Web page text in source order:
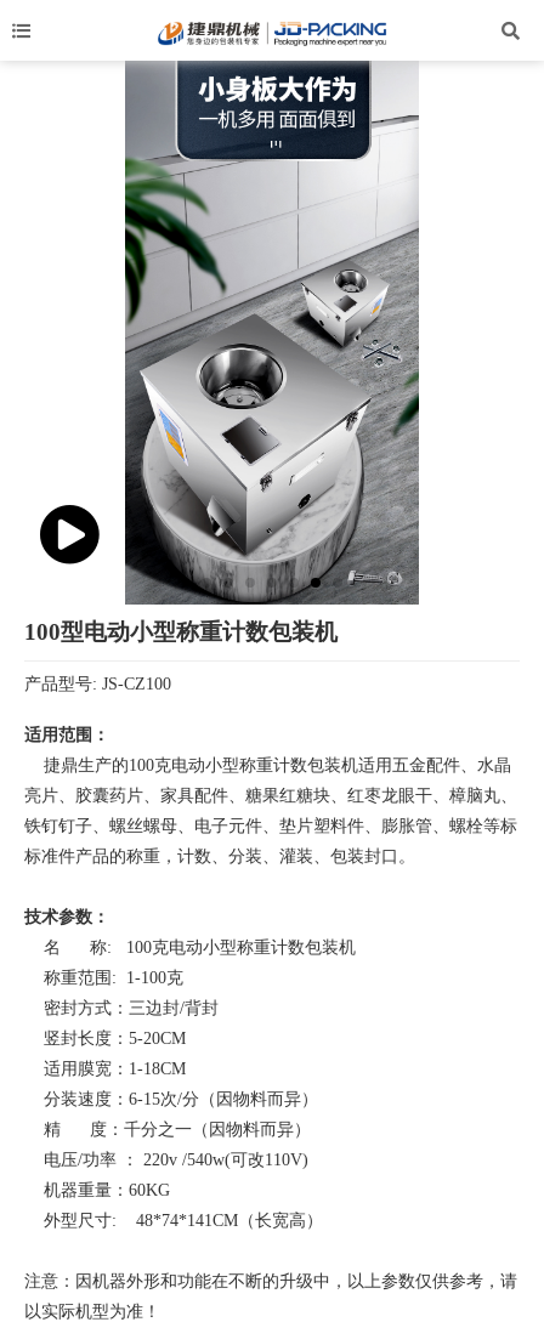
100型电动小型称重计数包装机
产品型号: JS-CZ100
适用范围：
捷鼎生产的100克电动小型称重计数包装机适用五金配件、水晶
亮片、胶囊药片、家具配件、糖果红糖块、红枣龙眼干、樟脑丸、
铁钉钉子、螺丝螺母、电子元件、垫片塑料件、膨胀管、螺栓等标
标准件产品的称重，计数、分装、灌装、包装封口。
技术参数：
名 称: 100克电动小型称重计数包装机
称重范围: 1-100克
密封方式：三边封/背封
竖封长度：5-20CM
适用膜宽：1-18CM
分装速度：6-15次/分（因物料而异）
精 度：千分之一（因物料而异）
电压/功率 ： 220v /540w(可改110V)
机器重量：60KG
外型尺寸: 48*74*141CM（长宽高）
注意：因机器外形和功能在不断的升级中，以上参数仅供参考，请
以实际机型为准！